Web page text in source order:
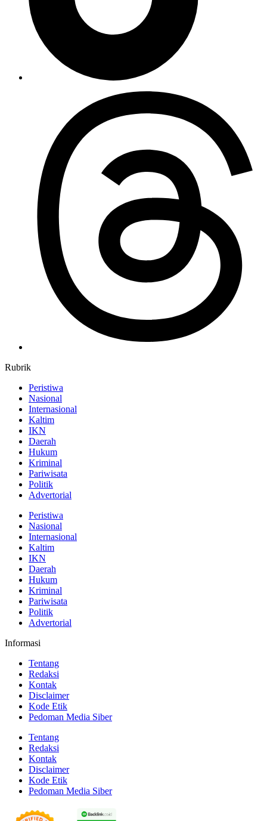
Rubrik
Peristiwa
Nasional
Internasional
Kaltim
IKN
Daerah
Hukum
Kriminal
Pariwisata
Politik
Advertorial
Peristiwa
Nasional
Internasional
Kaltim
IKN
Daerah
Hukum
Kriminal
Pariwisata
Politik
Advertorial
Informasi
Tentang
Redaksi
Kontak
Disclaimer
Kode Etik
Pedoman Media Siber
Tentang
Redaksi
Kontak
Disclaimer
Kode Etik
Pedoman Media Siber